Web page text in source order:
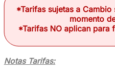
*Tarifas sujetas a
momento
*Tarifas NO aplican para
Notas Tarifas: